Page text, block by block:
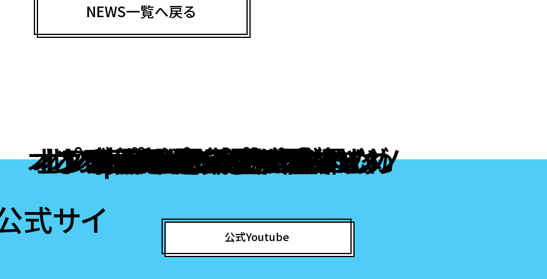
NEWS一覧へ戻る
Popular destinations
オンカジ 出金 早い
オンラインカジノ出金早い
本人確認不要カジノ
オンラインカジノ アプリ どれ
稼げるカジノアプリ
ブック メーカー 日本
仮想通貨 カジノ
オンラインカジノ ライブカジノ
オンラインカジノ ランキング
ビットコインカジノ
ポーカーアプリ
オンラインポーカー おすすめ
ポーカー アプリ おすすめ
オンラインポーカー
オンラインポーカー
オンラインポーカー
ポーカー ゲーム
オンラインポーカー おすすめ
ポーカーアプリ
ポーカー アプリ おすすめ
公式Youtube